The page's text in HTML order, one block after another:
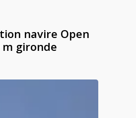
navire Open
m gironde